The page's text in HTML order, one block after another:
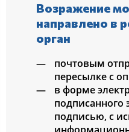
Возражение
направлено в
орган
почтовым
пересылке с
в форме
подписанного
подписью, с